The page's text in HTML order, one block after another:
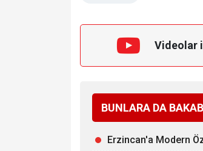
Videolar
BUNLARA DA
Erzincan'a Modern